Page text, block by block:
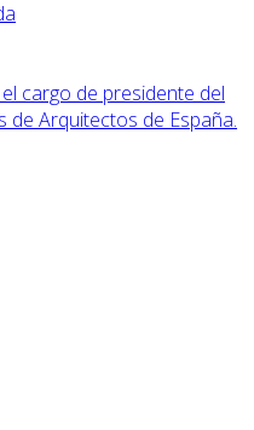
cargo de presidente del
de Arquitectos de España.